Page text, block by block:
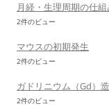
月経・生理周期の仕組
2件のビュー
マウスの初期発生
2件のビュー
ガドリニウム（Gd）
2件のビュー